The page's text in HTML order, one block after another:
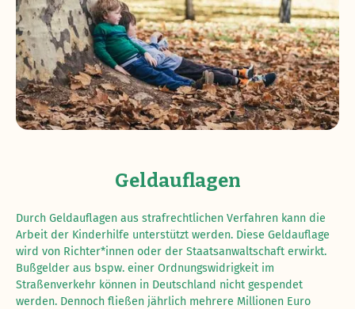
Geldauflagen
Durch Geldauflagen aus strafrechtlichen Verfahren kann die
Arbeit der Kinderhilfe unterstützt werden. Diese Geldauflage
wird von Richter*innen oder der Staatsanwaltschaft erwirkt.
Bußgelder aus bspw. einer Ordnungswidrigkeit im
Straßenverkehr können in Deutschland nicht gespendet
werden. Dennoch fließen jährlich mehrere Millionen Euro